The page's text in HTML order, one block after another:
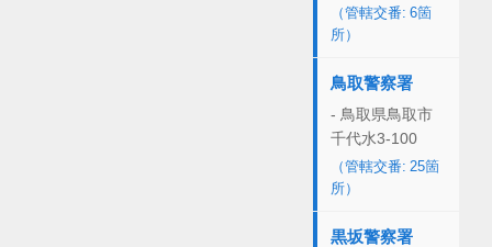
（管轄交番: 6箇
所）
鳥取警察署
- 鳥取県鳥取市
千代水3-100
（管轄交番: 25箇
所）
黒坂警察署